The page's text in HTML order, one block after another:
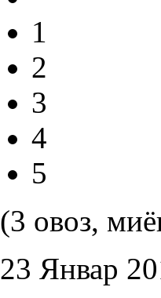
1
2
3
4
5
(3 овоз,
23 Январ